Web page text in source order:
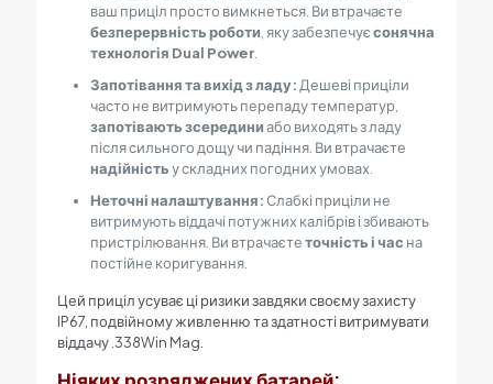
ваш приціл просто вимкнеться. Ви втрачаєте
безперервність роботи , яку забезпечуєсонячна
технологія Dual Power.
Запотівання та вихід з ладу: Дешеві приціли
часто не витримують перепаду температур,
запотівають зсерединиабо виходять з ладу
після сильного дощу чи падіння. Ви втрачаєте
надійністьу складних погодних умовах.
Неточні налаштування:Слабкі приціли не
витримують віддачі потужних калібрів і збивають
пристрілювання. Ви втрачаєтеточність і час на
постійне коригування.
Цей приціл усуває ці ризики завдяки своєму захисту
IP67, подвійному живленню та здатності витримувати
віддачу .338Win Mag.
Ніяких розряджених батарей: